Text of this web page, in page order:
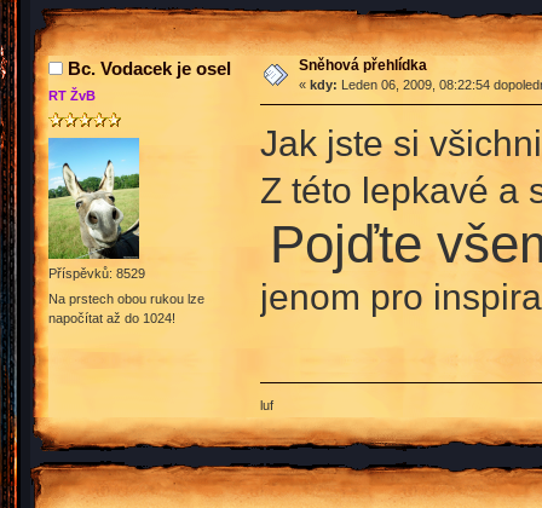
Bc. Vodacek je osel
RT ŽvB
Příspěvků: 8529
Na prstech obou rukou lze
napočítat až do 1024!
Sněhová přehlídka
« kdy: Leden 06, 2009, 08:22:54
Jak jste si
Z této lepkavé a
Pojďte
jenom pro
luf